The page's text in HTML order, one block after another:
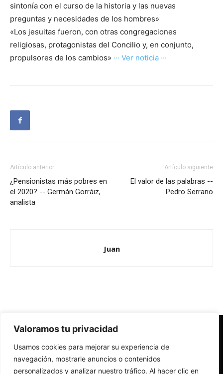
Valoramos tu privacidad
Usamos cookies para mejorar su experiencia de
navegación, mostrarle anuncios o contenidos
personalizados y analizar nuestro tráfico. Al hacer clic en
sintonía con el curso de la historia y las nuevas
preguntas y necesidades de los hombres»
«Los jesuitas fueron, con otras congregaciones
religiosas, protagonistas del Concilio y, en conjunto,
propulsores de los cambios» ··· Ver noticia ···
Artículo anterior
¿Pensionistas más pobres en
el 2020? -- Germán Gorráiz,
analista
Artículo siguiente
El valor de las palabras --
Pedro Serrano
Juan
Redes Cristianas
Una mirada alternativa sobre la Iglesia católica y la sociedad
- Colectivos de Redes Cristianas